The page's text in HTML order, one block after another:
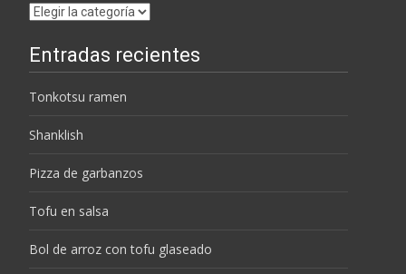
Categorías
Entradas recientes
Tonkotsu ramen
Shanklish
Pizza de garbanzos
Tofu en salsa
Bol de arroz con tofu glaseado